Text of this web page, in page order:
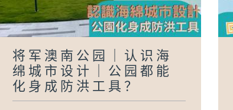
将军澳南公园｜认识海
绵城市设计｜公园都能
化身成防洪工具？